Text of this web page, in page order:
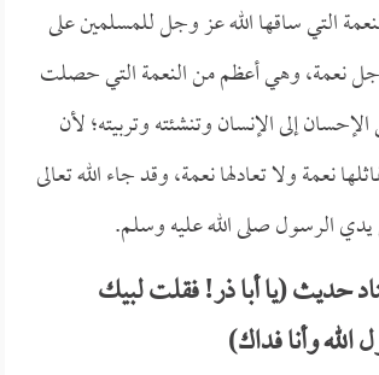
التي ساقها الله عز وجل للمسلمين على
نعمة، وهي أعظم من النعمة التي حصلت
إلى الإنسان وتنشئته وتربيته؛ لأن
نعمة ولا تعادلها نعمة، وقد جاء الله تعالى
يدي الرسول صلى الله عليه وسلم.
حديث (يا أبا ذر! فقلت لبيك
وأنا فداك)